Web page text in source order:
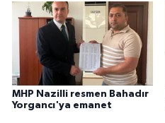
MHP Nazilli resmen Bahadır
Yorgancı'ya emanet